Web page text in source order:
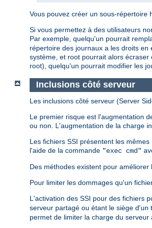
Vous pouvez créer un sous-répertoire
Si vous permettez à des utilisateurs
Par exemple, quelqu'un pourrait
répertoire des journaux a les droits
système, et root pourrait alors
root), quelqu'un pourrait modifier les
Inclusions côté serveur
Les inclusions côté serveur (Server
Le premier risque est l'augmentation
ou non. L'augmentation de la charge
Les fichiers SSI présentent les
l'aide de la commande "exec cmd"
Des méthodes existent pour
Pour limiter les dommages qu'un
L'activation des SSI pour des fichiers
serveur partagé ou étant le siège d'un
permet de limiter la charge du